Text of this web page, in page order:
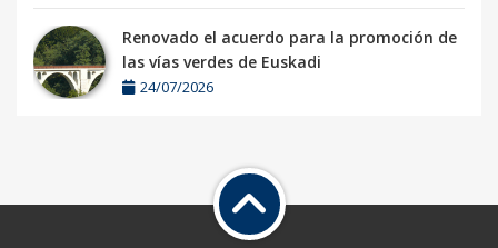
Renovado el acuerdo para la promoción de
las vías verdes de Euskadi
24/07/2026